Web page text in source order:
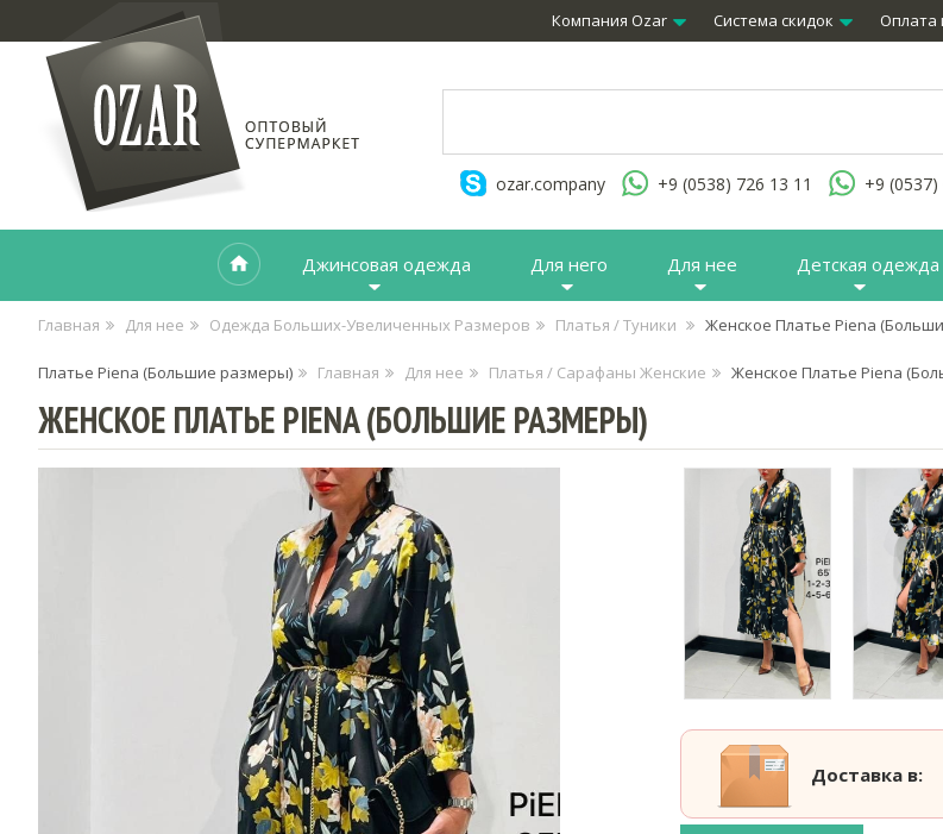
Компания Ozar Система скидок Оплата
ozar.company +9 (0538) 726 13 11 +9
Джинсовая одежда Для него Для нее Детская одежда
Главная Для нее Одежда Больших-Увеличенных Размеров Платья / Туники Женское Платье Piena
Платье Piena (Большие размеры) Главная Для нее Платья / Сарафаны Женские Женское Платье Piena
ЖЕНСКОЕ ПЛАТЬЕ PIENA (БОЛЬШИЕ РАЗМЕРЫ)
Доставка в: